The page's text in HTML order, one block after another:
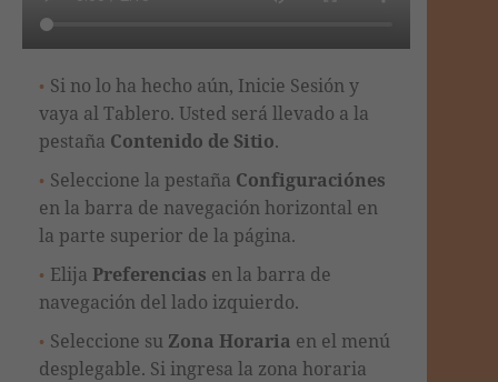
Si no lo ha hecho aún, Inicie Sesión y
vaya al Tablero. Usted será llevado a la
pestaña Contenido de Sitio.
Seleccione la pestaña Configuraciónes
en la barra de navegación horizontal en
la parte superior de la página.
Elija Preferencias en la barra de
navegación del lado izquierdo.
Seleccione su Zona Horaria en el menú
desplegable. Si ingresa la zona horaria